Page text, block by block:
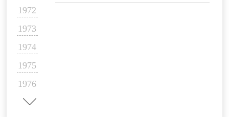
1972
1973
1974
1975
1976
1977